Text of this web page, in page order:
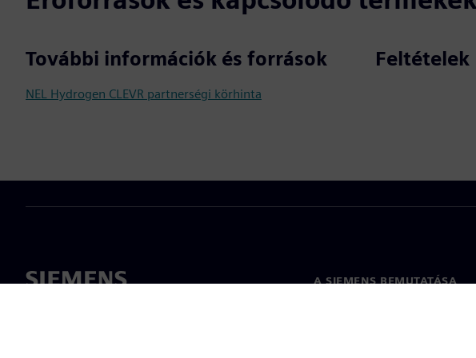
További információk és források
NEL Hydrogen CLEVR partnerségi körhinta
Feltételek
A SIEMENS BEMUTATÁSA